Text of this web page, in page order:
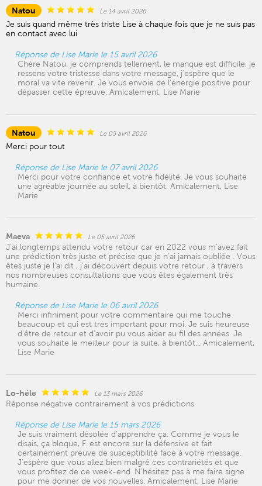
Natou Le 14 avril 2026
Je suis quand même très triste Lise à chaque fois que je ne suis pas
en contact avec lui
Réponse de Lise Marie le 15 avril 2026
Chère Natou, je comprends tellement, le manque est difficile, je
ressens votre tristesse dans votre message, j'espère que le
moral va vite revenir. Je vous envoie de l'énergie positive pour
dépasser cette épreuve. Amicalement, Lise Marie
Natou Le 05 avril 2026
Merci pour tout
Réponse de Lise Marie le 07 avril 2026
Merci pour votre confiance et votre fidélité. Je vous souhaite
une agréable journée au soleil, à bientôt. Amicalement, Lise
Marie
Maeva Le 05 avril 2026
J’ai longtemps attendu votre retour car en 2022 vous m’avez fait
une prédiction très juste et précise que je n’ai jamais oubliée . Vous
êtes juste je l’ai dit , j’ai découvert depuis votre retour , à travers
nos nombreuses consultations que vous êtes également très
humaine.
Réponse de Lise Marie le 06 avril 2026
Merci infiniment pour votre commentaire qui me touche
beaucoup et qui est très important pour moi. Je suis heureuse
d'être de retour et d'avoir pu vous aider au fil des années. Je
vous souhaite le meilleur pour la suite, à bientôt... Amicalement,
Lise Marie
Lo-héle Le 13 mars 2026
Réponse négative contrairement à vos prédictions
Réponse de Lise Marie le 15 mars 2026
Je suis vraiment désolée d'apprendre ça. Comme je vous le
disais, ça bloque, F. est encore sur la défensive et fait
certainement preuve de susceptibilité face à votre message.
J'espère que vous allez bien malgré ces contrariétés et que
vous profitez de ce week-end. N'hésitez pas à me faire signe
pour me donner de vos nouvelles. Amicalement, Lise Marie